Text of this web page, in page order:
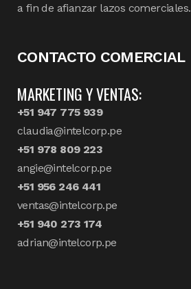
a fin de afianzar lazos comerciales.
CONTACTO COMERCIAL
MARKETING Y VENTAS:
+51 947 775 939
claudia@intelcorp.pe
+51 978 809 223
angie@intelcorp.pe
+51 956 246 441
ventas@intelcorp.pe
+51 940 273 174
adrian@intelcorp.pe